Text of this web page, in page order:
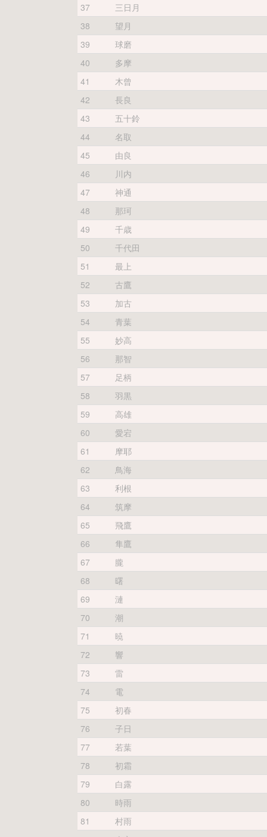
37
三日月
38
望月
39
球磨
40
多摩
41
木曾
42
長良
43
五十鈴
44
名取
45
由良
46
川内
47
神通
48
那珂
49
千歳
50
千代田
51
最上
52
古鷹
53
加古
54
青葉
55
妙高
56
那智
57
足柄
58
羽黒
59
高雄
60
愛宕
61
摩耶
62
鳥海
63
利根
64
筑摩
65
飛鷹
66
隼鷹
67
朧
68
曙
69
漣
70
潮
71
暁
72
響
73
雷
74
電
75
初春
76
子日
77
若葉
78
初霜
79
白露
80
時雨
81
村雨